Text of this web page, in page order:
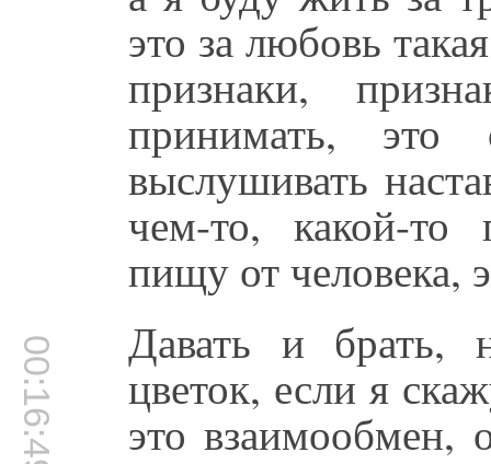
это за любовь
признаки,
принимать,
выслушивать
чем-то, какой-
пищу от человека,
00:16:49 Давать и брать,
цветок, если я
это взаимообмен,